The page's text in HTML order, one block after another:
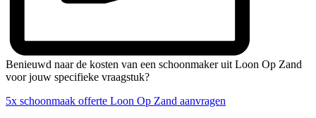
Benieuwd naar de kosten van een schoonmaker uit Loon Op Zand
voor jouw specifieke vraagstuk?
5x schoonmaak offerte Loon Op Zand aanvragen